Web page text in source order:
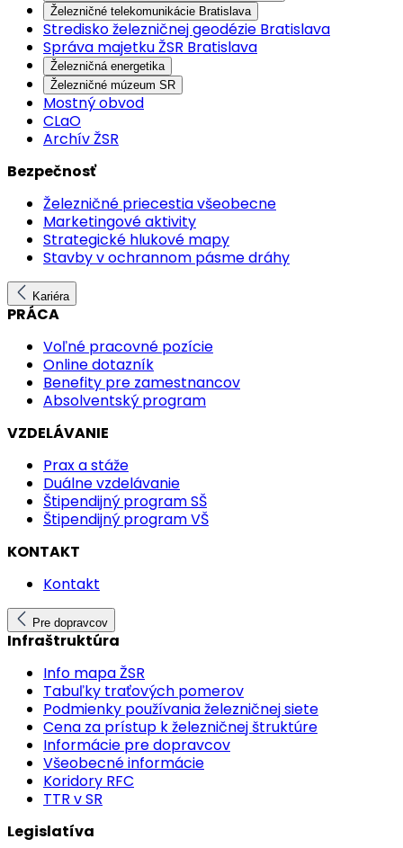
Železničné telekomunikácie Bratislava
Stredisko železničnej geodézie Bratislava
Správa majetku ŽSR Bratislava
Železničná energetika
Železničné múzeum SR
Mostný obvod
CLaO
Archív ŽSR
Bezpečnosť
Železničné priecestia všeobecne
Marketingové aktivity
Strategické hlukové mapy
Stavby v ochrannom pásme dráhy
Kariéra
PRÁCA
Voľné pracovné pozície
Online dotazník
Benefity pre zamestnancov
Absolventský program
VZDELÁVANIE
Prax a stáže
Duálne vzdelávanie
Štipendijný program SŠ
Štipendijný program VŠ
KONTAKT
Kontakt
Pre dopravcov
Infraštruktúra
Info mapa ŽSR
Tabuľky traťových pomerov
Podmienky používania železničnej siete
Cena za prístup k železničnej štruktúre
Informácie pre dopravcov
Všeobecné informácie
Koridory RFC
TTR v SR
Legislatíva